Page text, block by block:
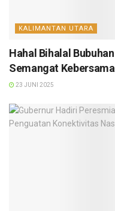
KALIMANTAN UTARA
Hahal Bihalal
Semangat
23 JUNI 2025